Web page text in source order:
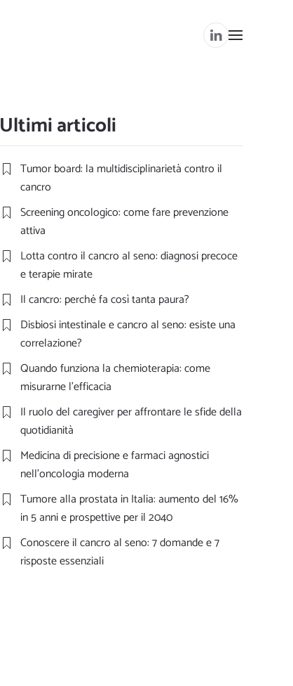
Ultimi articoli
Tumor board: la multidisciplinarietà contro il
cancro
Screening oncologico: come fare prevenzione
attiva
Lotta contro il cancro al seno: diagnosi precoce
e terapie mirate
Il cancro: perché fa così tanta paura?
Disbiosi intestinale e cancro al seno: esiste una
correlazione?
Quando funziona la chemioterapia: come
misurarne l’efficacia
Il ruolo del caregiver per affrontare le sfide della
quotidianità
Medicina di precisione e farmaci agnostici
nell’oncologia moderna
Tumore alla prostata in Italia: aumento del 16%
in 5 anni e prospettive per il 2040
Conoscere il cancro al seno: 7 domande e 7
risposte essenziali